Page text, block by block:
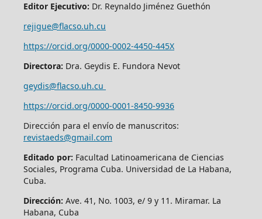
Editor Ejecutivo: Dr. Reynaldo Jiménez Guethón
rejigue@flacso.uh.cu
https://orcid.org/0000-0002-4450-445X
Directora: Dra. Geydis E. Fundora Nevot
geydis@flacso.uh.cu
https://orcid.org/0000-0001-8450-9936
Dirección para el envío de manuscritos:
revistaeds@gmail.com
Editado por: Facultad Latinoamericana de Ciencias
Sociales, Programa Cuba. Universidad de La Habana,
Cuba.
Dirección: Ave. 41, No. 1003, e/ 9 y 11. Miramar. La
Habana, Cuba